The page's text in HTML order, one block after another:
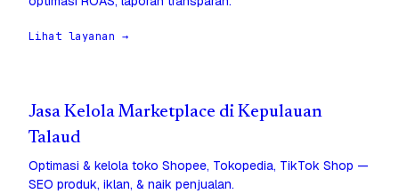
Lihat layanan →
Jasa Kelola Marketplace di Kepulauan
Talaud
Optimasi & kelola toko Shopee, Tokopedia, TikTok Shop —
SEO produk, iklan, & naik penjualan.